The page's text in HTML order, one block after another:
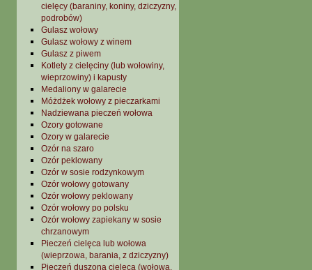
cielęcy (baraniny, koniny, dziczyzny,
podrobów)
Gulasz wołowy
Gulasz wołowy z winem
Gulasz z piwem
Kotlety z cielęciny (lub wołowiny,
wieprzowiny) i kapusty
Medaliony w galarecie
Móżdżek wołowy z pieczarkami
Nadziewana pieczeń wołowa
Ozory gotowane
Ozory w galarecie
Ozór na szaro
Ozór peklowany
Ozór w sosie rodzynkowym
Ozór wołowy gotowany
Ozór wołowy peklowany
Ozór wołowy po polsku
Ozór wołowy zapiekany w sosie
chrzanowym
Pieczeń cielęca lub wołowa
(wieprzowa, barania, z dziczyzny)
Pieczeń duszona cielęca (wołowa,